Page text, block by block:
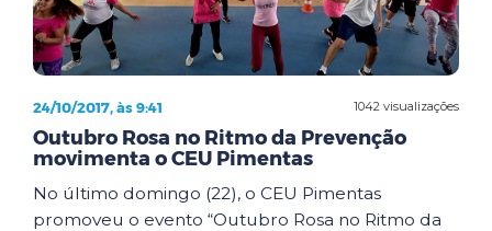
1042 visualizações
24/10/2017, às 9:41
Outubro Rosa no Ritmo da Prevenção
movimenta o CEU Pimentas
No último domingo (22), o CEU Pimentas
promoveu o evento “Outubro Rosa no Ritmo da